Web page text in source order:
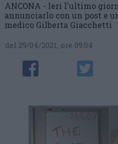
ANCONA - Ieri l'ultimo
annunciarlo con un post e
medico Gilberta Giacchetti
del 29/04/2021, ore 09:04